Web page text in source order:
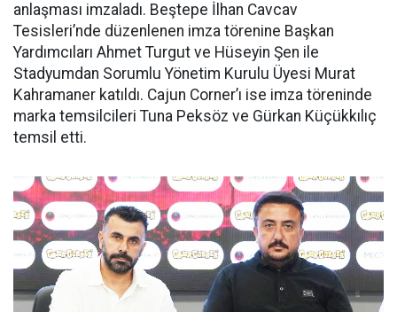
anlaşması imzaladı. Beştepe İlhan Cavcav
Tesisleri’nde düzenlenen imza törenine Başkan
Yardımcıları Ahmet Turgut ve Hüseyin Şen ile
Stadyumdan Sorumlu Yönetim Kurulu Üyesi Murat
Kahramaner katıldı. Cajun Corner’ı ise imza töreninde
marka temsilcileri Tuna Peksöz ve Gürkan Küçükkılıç
temsil etti.